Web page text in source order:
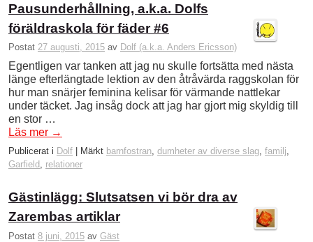
Pausunderhållning, a.k.a. Dolfs
föräldraskola för fäder #6
Postat 27 augusti, 2015 av Dolf (a.k.a. Anders Ericsson)
Egentligen var tanken att jag nu skulle fortsätta med nästa
länge efterlängtade lektion av den åtråvärda raggskolan för
hur man snärjer feminina kelisar för värmande nattlekar
under täcket. Jag insåg dock att jag har gjort mig skyldig till
en stor …
Läs mer →
Publicerat i Dolf Märkt barnfostran, dumheter av diverse slag, familj,
Garfield , relationer
Gästinlägg: Slutsatsen vi bör dra av
Zarembas artiklar
Postat 8 juni, 2015 av Gäst